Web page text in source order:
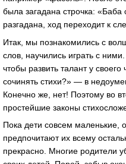
была загадана строчка: «Баба
разгадана, ход переходит к
Итак, мы познакомились с
слов, научились играть с
чтобы развить талант у
сочинять стихи?» — в
Конечно же, нет! Поэтому во
простейшие законы
Пока дети совсем маленькие,
предпочитают их всему
прекрасно. Многие родители